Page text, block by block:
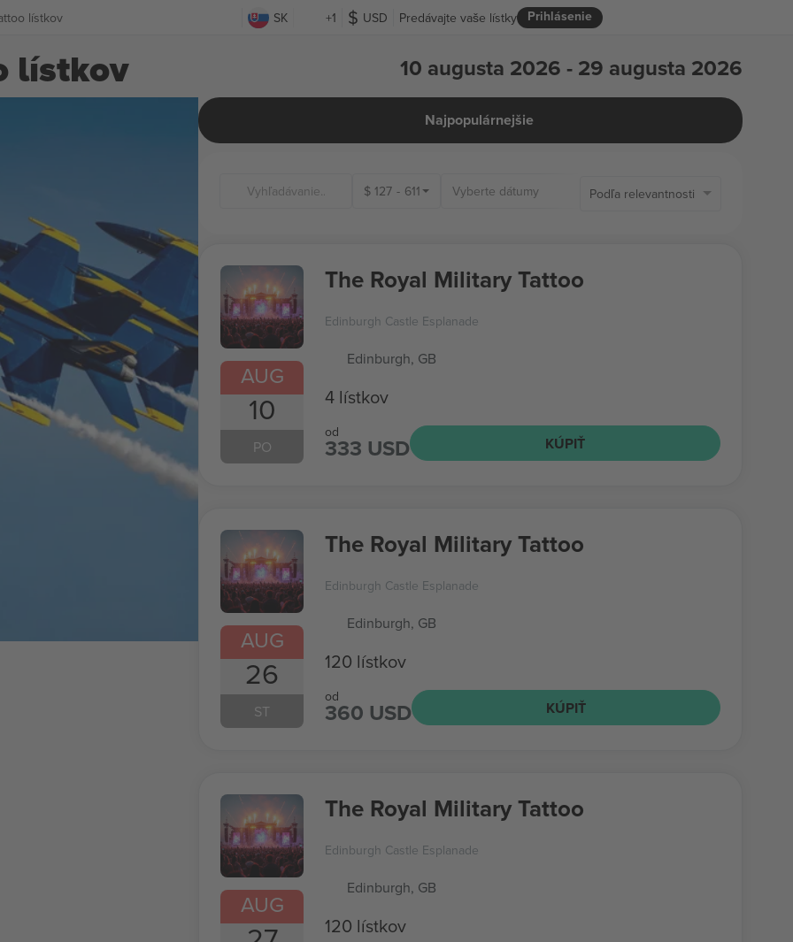
lístkov SK +1 USD Prihlásenie
Predávajte vaše lístky
lístkov 10 augusta 2026 - 29 augusta 2026
Najpopulárnejšie
$ 127 - 611 Iba dostupné vstupenky
Podľa relevantnosti
AUG
10
PO
The Royal Military Tattoo
Edinburgh Castle Esplanade
Edinburgh, GB
4 lístkov
od
333 USD KÚPIŤ
AUG
26
ST
The Royal Military Tattoo
Edinburgh Castle Esplanade
Edinburgh, GB
120 lístkov
od
360 USD KÚPIŤ
AUG
The Royal Military Tattoo
Edinburgh Castle Esplanade
Edinburgh, GB
120 lístkov